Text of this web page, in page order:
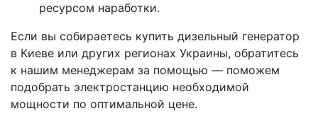
ресурсом наработки.
Если вы собираетесь купить дизельный генератор
в Киеве или других регионах Украины, обратитесь
к нашим менеджерам за помощью — поможем
подобрать электростанцию необходимой
мощности по оптимальной цене.